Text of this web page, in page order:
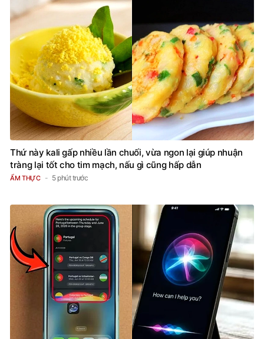
Thứ này kali gấp nhiều lần chuối, vừa ngon lại giúp nhuận
tràng lại tốt cho tim mạch, nấu gì cũng hấp dẫn
ẨM THỰC 5 phút trước